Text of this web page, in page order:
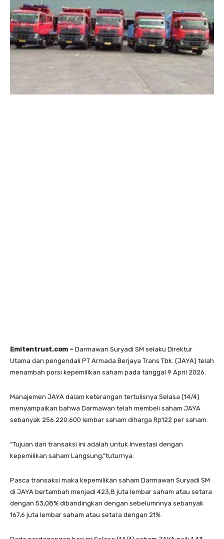
Emitentrust.com – Darmawan Suryadi SM selaku Direktur
Utama dan pengendali PT Armada Berjaya Trans Tbk. (JAYA) telah
menambah porsi kepemilikan saham pada tanggal 9 April 2026.
Manajemen JAYA dalam keterangan tertulisnya Selasa (14/4)
menyampaikan bahwa Darmawan telah membeli saham JAYA
sebanyak 256.220.600 lembar saham diharga Rp122 per saham.
“Tujuan dari transaksi ini adalah untuk Investasi dengan
kepemilikan saham Langsung,”tuturnya.
Pasca transaksi maka kepemilikan saham Darmawan Suryadi SM
di JAYA bertambah menjadi 423,8 juta lembar saham atau setara
dengan 53,08% dibandingkan dengan sebelumnnya sebanyak
167,6 juta lembar saham atau setara dengan 21%.